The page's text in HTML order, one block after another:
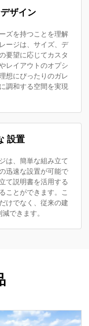
ザイン
ズを持つことを理解
ージは、サイズ、デ
要望に応じてカスタ
レイアウトのオプシ
想にぴったりのガレ
調和する空間を実現
設置
は、簡単な組み立て
迅速な設置が可能で
て説明書を活用する
ことができます。こ
けでなく、従来の建
できます。